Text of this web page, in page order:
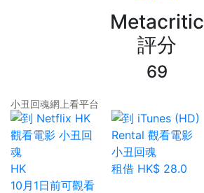
Metacritic
評分
69
小丑回魂網上看平台
HK
10月1日前可觀看
租借 HK$ 28.0